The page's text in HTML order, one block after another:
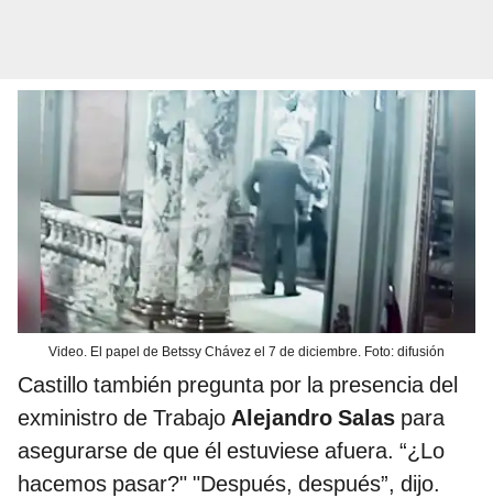
Video. El papel de Betssy Chávez el 7 de diciembre. Foto: difusión
Castillo también pregunta por la presencia del
exministro de Trabajo Alejandro Salas para
asegurarse de que él estuviese afuera. “¿Lo
hacemos pasar?" "Después, después”, dijo.